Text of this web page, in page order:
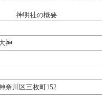
神明社の概要
神
奈川区三枚町152